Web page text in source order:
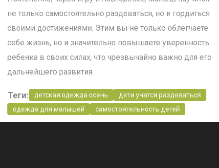
не только самостоятельно раздеваться, но и гордиться
своими достижениями. Этим вы не только облегчаете
себе жизнь, но и значительно повышаете уверенность
ребенка в своих силах, что чрезвычайно важно для его
дальнейшего развития.
Теги: детская одежда осень
дети учатся раздеваться
одежда для малышей
самостоятельность детей